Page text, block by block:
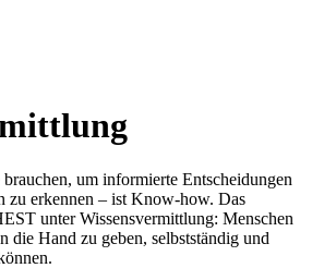
um informierte Entscheidungen
zu erkennen – ist Know-how. Das
unter Wissensvermittlung: Menschen
die Hand zu geben, selbstständig und